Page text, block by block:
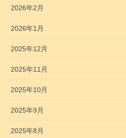
2026年2月
2026年1月
2025年12月
2025年11月
2025年10月
2025年9月
2025年8月